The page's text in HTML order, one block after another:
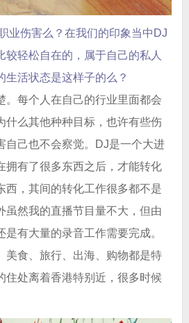
业伤害么？在我们的印象当中DJ
较轻松自在的，属于自己的私人
生活状态是这样子的么？
。每个人在自己的行业里面都会
什么其他种种目标，也许有些伤
自己也不会察觉。DJ是一个大进
拥有了很多东西之后，才能转化
西，其间的转化工作很多都不是
虽然我的直播节目量不大，但由
有大量的录音工作需要完成。
美食、旅行、出海、购物都是特
住处离着香港特别近，很多时候